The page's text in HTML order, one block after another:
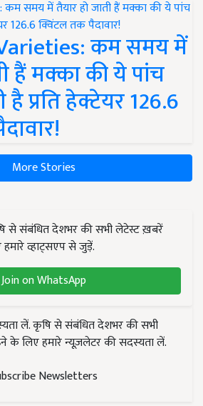
कम समय में
हैं मक्का की ये पांच
प्रति हेक्टेयर 126.6
More Stories
से संबंधित देशभर की सभी लेटेस्ट ख़बरें
व्हाट्सएप से जुड़ें.
Join on WhatsApp
लें. कृषि से संबंधित देशभर की सभी
के लिए हमारे न्यूज़लेटर की सदस्यता लें.
Newsletters